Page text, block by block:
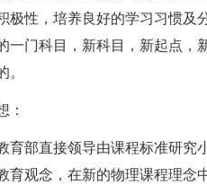
极性，培养良好的学习习惯及
一门科目，新科目，新起点，
。
：
育部直接领导由课程标准研究
育观念，在新的物理课程理